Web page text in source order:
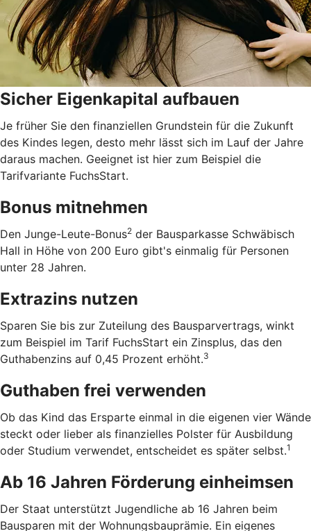
Sicher Eigenkapital aufbauen
Je früher Sie den finanziellen Grundstein für die Zukunft
des Kindes legen, desto mehr lässt sich im Lauf der Jahre
daraus machen. Geeignet ist hier zum Beispiel die
Tarifvariante FuchsStart.
Bonus mitnehmen
Den Junge-Leute-Bonus2 der Bausparkasse Schwäbisch
Hall in Höhe von 200 Euro gibt's einmalig für Personen
unter 28 Jahren.
Extrazins nutzen
Sparen Sie bis zur Zuteilung des Bausparvertrags, winkt
zum Beispiel im Tarif FuchsStart ein Zinsplus, das den
Guthabenzins auf 0,45 Prozent erhöht.3
Guthaben frei verwenden
Ob das Kind das Ersparte einmal in die eigenen vier Wände
steckt oder lieber als finanzielles Polster für Ausbildung
oder Studium verwendet, entscheidet es später selbst.1
Ab 16 Jahren Förderung einheimsen
Der Staat unterstützt Jugendliche ab 16 Jahren beim
Bausparen mit der Wohnungsbauprämie. Ein eigenes